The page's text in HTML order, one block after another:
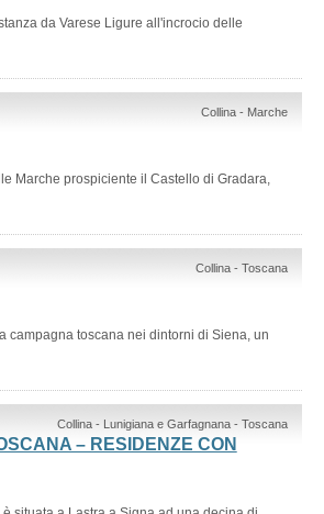
da Varese Ligure all'incrocio delle
Collina - Marche
Marche prospiciente il Castello di Gradara,
Collina - Toscana
campagna toscana nei dintorni di Siena, un
Collina - Lunigiana e Garfagnana - Toscana
– RESIDENZE CON